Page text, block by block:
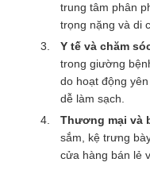
trung tâm phân
trọng nặng và di
Y tế và chăm
trong giường
do hoạt động
dễ làm sạch.
Thương mại và
sắm, kệ trưng
cửa hàng bán lẻ